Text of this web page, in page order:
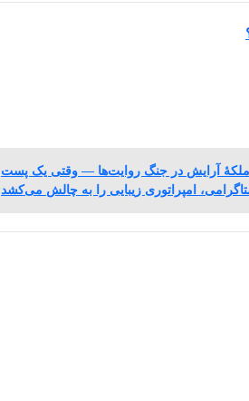
آرایش در جنگ روایت‌ها — وقتی یک پست
امپراتوری زیبایی را به چالش می‌کشد